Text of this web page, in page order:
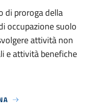
di proroga della
occupazione suolo
attività non
e attività benefiche